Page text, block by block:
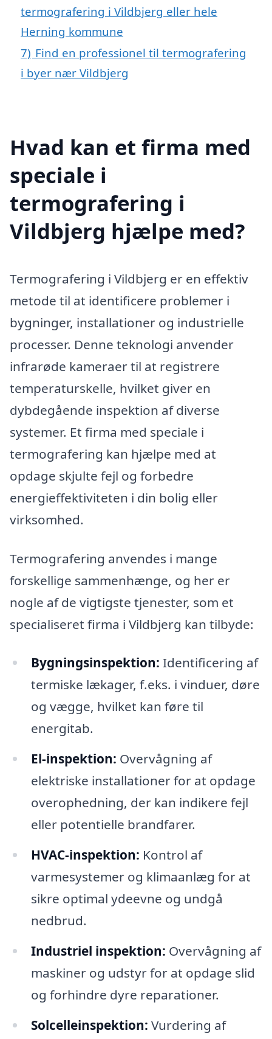
termografering i Vildbjerg eller hele
Herning kommune
7) Find en professionel til termografering
i byer nær Vildbjerg
Hvad kan et firma med
speciale i
termografering i
Vildbjerg hjælpe med?
Termografering i Vildbjerg er en effektiv
metode til at identificere problemer i
bygninger, installationer og industrielle
processer. Denne teknologi anvender
infrarøde kameraer til at registrere
temperaturskelle, hvilket giver en
dybdegående inspektion af diverse
systemer. Et firma med speciale i
termografering kan hjælpe med at
opdage skjulte fejl og forbedre
energieffektiviteten i din bolig eller
virksomhed.
Termografering anvendes i mange
forskellige sammenhænge, og her er
nogle af de vigtigste tjenester, som et
specialiseret firma i Vildbjerg kan tilbyde:
Bygningsinspektion: Identificering af
termiske lækager, f.eks. i vinduer, døre
og vægge, hvilket kan føre til
energitab.
El-inspektion: Overvågning af
elektriske installationer for at opdage
overophedning, der kan indikere fejl
eller potentielle brandfarer.
HVAC-inspektion: Kontrol af
varmesystemer og klimaanlæg for at
sikre optimal ydeevne og undgå
nedbrud.
Industriel inspektion: Overvågning af
maskiner og udstyr for at opdage slid
og forhindre dyre reparationer.
Solcelleinspektion: Vurdering af